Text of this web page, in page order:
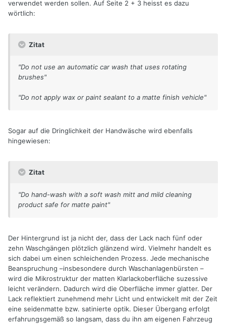
verwendet werden sollen. Auf Seite 2 + 3 heisst es dazu
wörtlich:
Zitat
"Do not use an automatic car wash that uses rotating
brushes"
"Do not apply wax or paint sealant to a matte finish vehicle"
Sogar auf die Dringlichkeit der Handwäsche wird ebenfalls
hingewiesen:
Zitat
"Do hand-wash with a soft wash mitt and mild cleaning
product safe for matte paint"
Der Hintergrund ist ja nicht der, dass der Lack nach fünf oder
zehn Waschgängen plötzlich glänzend wird. Vielmehr handelt es
sich dabei um einen schleichenden Prozess. Jede mechanische
Beanspruchung –insbesondere durch Waschanlagenbürsten –
wird die Mikrostruktur der matten Klarlackoberfläche suzessive
leicht verändern. Dadurch wird die Oberfläche immer glatter. Der
Lack reflektiert zunehmend mehr Licht und entwickelt mit der Zeit
eine seidenmatte bzw. satinierte optik. Dieser Übergang erfolgt
erfahrungsgemäß so langsam, dass du ihn am eigenen Fahrzeug